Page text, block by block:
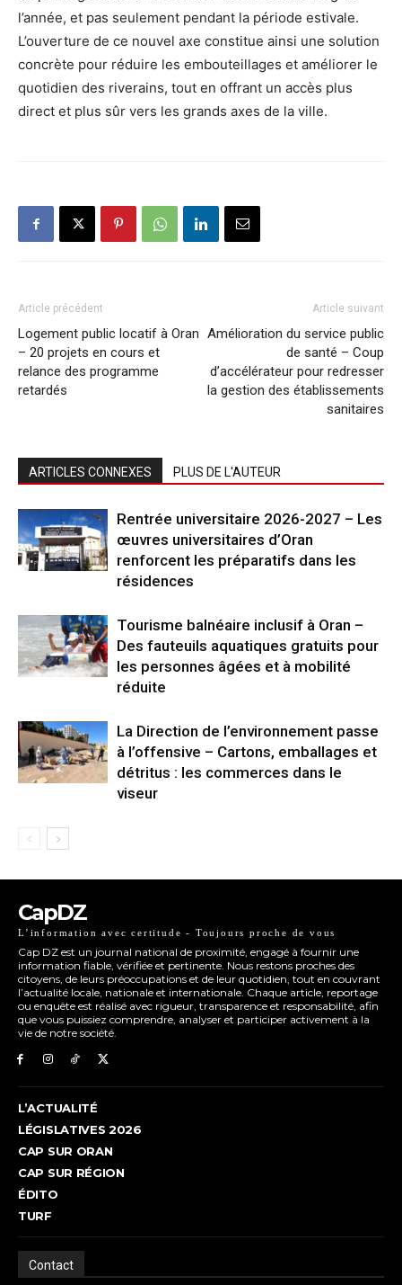
l’année, et pas seulement pendant la période estivale.
L’ouverture de ce nouvel axe constitue ainsi une solution
concrète pour réduire les embouteillages et améliorer le
quotidien des riverains, tout en offrant un accès plus
direct et plus sûr vers les grands axes de la ville.
Article précédent
Logement public locatif à Oran
– 20 projets en cours et
relance des programme
retardés
Article suivant
Amélioration du service public
de santé – Coup
d’accélérateur pour redresser
la gestion des établissements
sanitaires
ARTICLES CONNEXES PLUS DE L'AUTEUR
Rentrée universitaire 2026-2027 – Les
œuvres universitaires d’Oran
renforcent les préparatifs dans les
résidences
Tourisme balnéaire inclusif à Oran –
Des fauteuils aquatiques gratuits pour
les personnes âgées et à mobilité
réduite
La Direction de l’environnement passe
à l’offensive – Cartons, emballages et
détritus : les commerces dans le
viseur
CapDZ
L’information avec certitude - Toujours proche de vous
Cap DZ est un journal national de proximité, engagé à fournir une
information fiable, vérifiée et pertinente. Nous restons proches des
citoyens, de leurs préoccupations et de leur quotidien, tout en couvrant
l’actualité locale, nationale et internationale. Chaque article, reportage
ou enquête est réalisé avec rigueur, transparence et responsabilité, afin
que vous puissiez comprendre, analyser et participer activement à la
vie de notre société.
L’ACTUALITÉ
LÉGISLATIVES 2026
CAP SUR ORAN
CAP SUR RÉGION
ÉDITO
TURF
Contact